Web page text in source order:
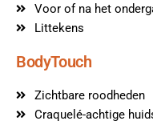
Voor of na het
Littekens
BodyTouch
Zichtbare roodheden
Craquelé-achtige